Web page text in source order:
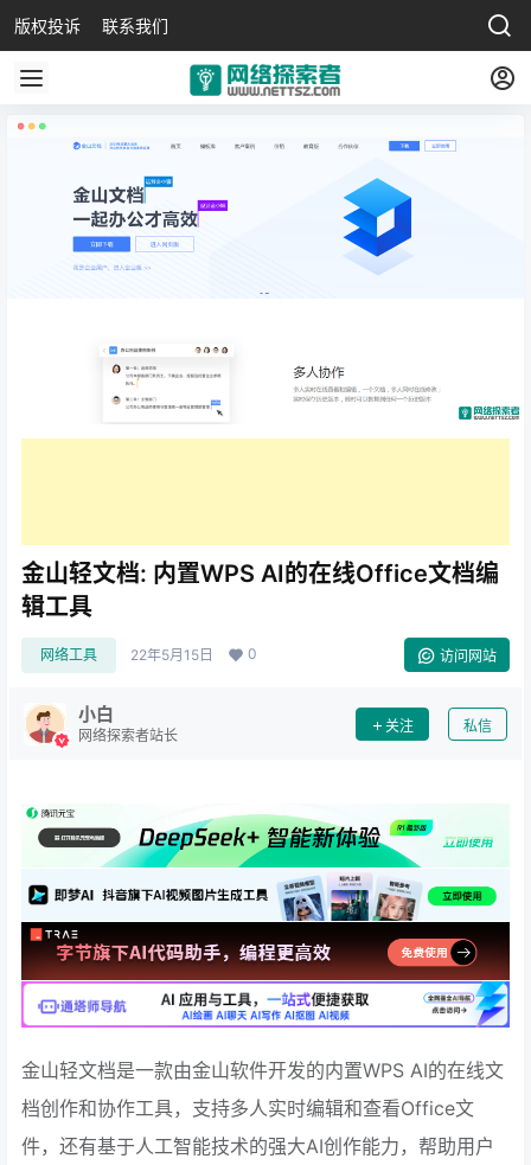
版权投诉 联系我们
金山轻文档: 内置WPS AI的在线Office文档编
辑工具
网络工具 22年5月15日 0 访问网站
小白
网络探索者站长
关注 私信
金山轻文档是一款由金山软件开发的内置WPS AI的在线文
档创作和协作工具，支持多人实时编辑和查看Office文
件，还有基于人工智能技术的强大AI创作能力，帮助用户